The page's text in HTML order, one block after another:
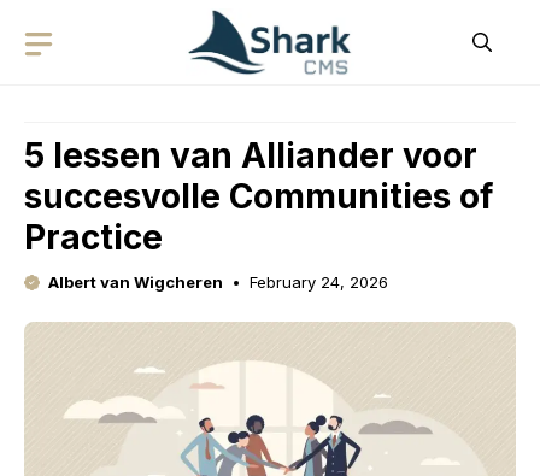
5 lessen van Alliander voor
succesvolle Communities of
Practice
Albert van Wigcheren February 24, 2026